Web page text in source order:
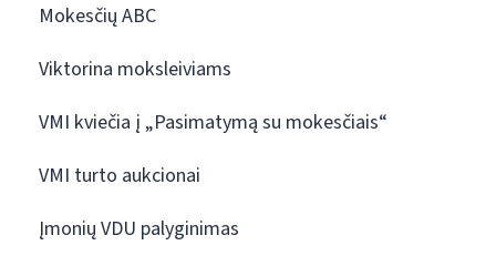
Mokesčių ABC
Viktorina moksleiviams
VMI kviečia į „Pasimatymą su mokesčiais“
VMI turto aukcionai
Įmonių VDU palyginimas